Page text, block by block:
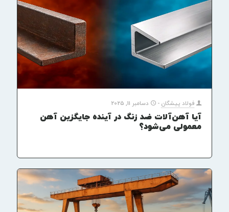
فولاد پیشگان - دسامبر 11, 2025
آیا آهن‌آلات ضد زنگ در آینده جایگزین آهن
معمولی می‌شود؟